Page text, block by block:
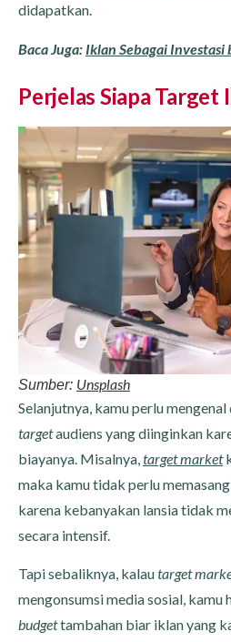
didapatkan.
Baca Juga: Iklan Sebagai Investasi
Perjelas Siapa Target
Sumber: Unsplash
Selanjutnya, kamu perlu
targetaudiens yang diinginkan
biayanya. Misalnya,target market
maka kamu tidak perlu
karena kebanyakan lansia tidak
secara intensif.
Tapi sebaliknya, kalautarget
mengonsumsi media sosial, kamu
budgettambahan biar iklan yang